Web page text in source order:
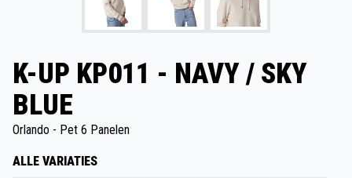
K-UP KP011 - NAVY / SKY
BLUE
Orlando - Pet 6 Panelen
ALLE VARIATIES